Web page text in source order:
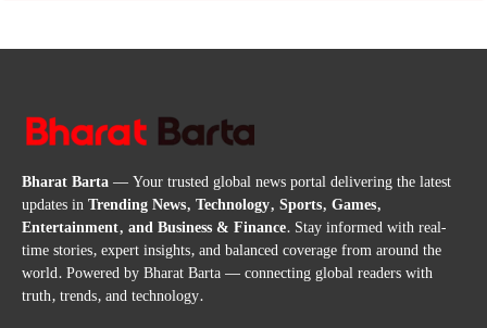
Bharat Barta— Your trusted global news portal delivering the latest
updates inTrending News, Technology, Sports, Games,
Entertainment, and Business & Finance. Stay informed with real-
time stories, expert insights, and balanced coverage from around the
world. Powered by Bharat Barta — connecting global readers with
truth, trends, and technology.